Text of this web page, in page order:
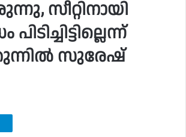
സീറ്റിനായി
സുരേഷ്